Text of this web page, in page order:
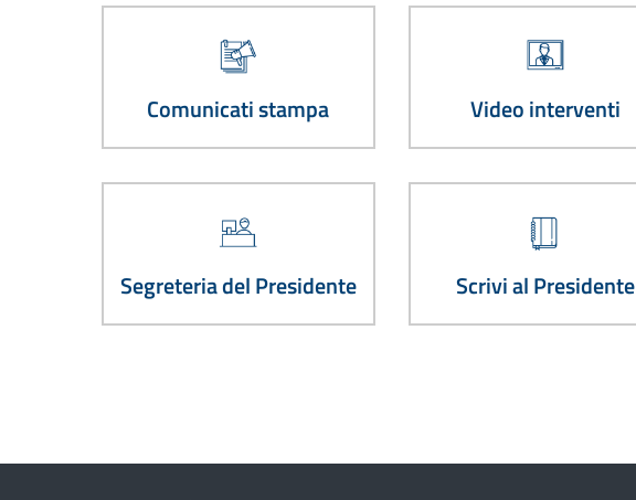
Comunicati stampa Video interventi
Segreteria del Presidente Scrivi al Presidente